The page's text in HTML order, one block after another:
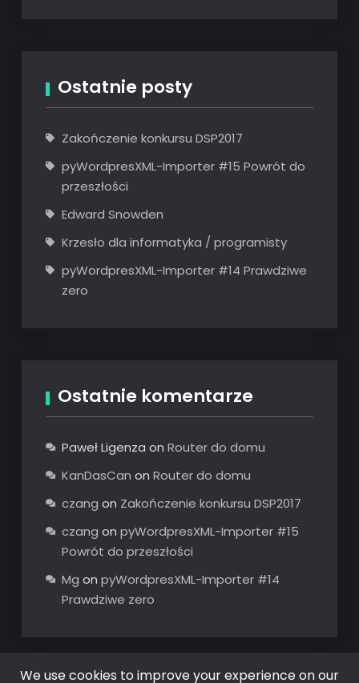
Ostatnie posty
Zakończenie konkursu DSP2017
pyWordpresXML-Importer #15 Powrót do
przeszłości
Edward Snowden
Krzesło dla informatyka / programisty
pyWordpresXML-Importer #14 Prawdziwe
zero
Ostatnie komentarze
Paweł Ligenza on Router do domu
KanDasCan on Router do domu
czang on Zakończenie konkursu DSP2017
czang on pyWordpresXML-Importer #15
Powrót do przeszłości
Mg on pyWordpresXML-Importer #14
Prawdziwe zero
We use cookies to improve your experience on our